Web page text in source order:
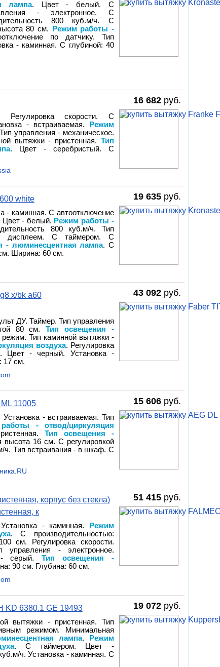
лампа. Цвет - белый. С
- электронное. С
800 куб.м/ч. С
80 см.
Режим работы -
по датчику. Тип
- каминная. С глубиной: 40
16 682руб.
скорости. С
- встраиваемая.
Режим
управления - механическое.
вытяжки - пристенная. Тип
. Цвет - серебристый. С
19 635руб.
white
- каминная. С автоотключение
Цвет - белый. Режим работы -
800 куб.м/ч. Тип
дисплеем. С таймером. С
- люминесцентная лампа. С
Ширина: 60 см.
43 092руб.
x/bk a60
ДУ. Таймер. Тип управления
80 см.Тип освещения -
Тип каминной вытяжки -
воздуха. Регулировка
Цвет - черный. Установка -
17 см.
15 606руб.
11005
- встраиваемая. Тип
- отвод/циркуляция
Тип освещения -
высота 16 см. С регулировкой
ч. Тип встраивания - в шкаф. С
51 415руб.
корпус без стекла)
к
- каминная.
Режим
. С производительностью:
см. Регулировка скорости.
управления - электронное.
- серый.Тип освещения -
90 см. Глубина: 60 см.
19 072руб.
KD 6380.1 GE 19493
вытяжки - пристенная. Тип
режимом. Минимальная
лампа.
Режим
. С таймером. Цвет -
ч. Установка - каминная. С